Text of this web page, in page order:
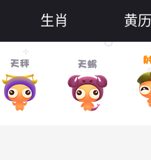
生肖 黄历